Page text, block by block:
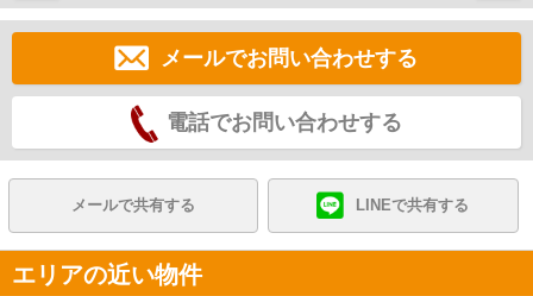
メールでお問い合わせする
電話でお問い合わせする
メールで共有する LINEで共有する
エリアの近い物件